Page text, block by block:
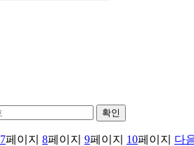
확인
7페이지 8페이지 9페이지 10페이지
다